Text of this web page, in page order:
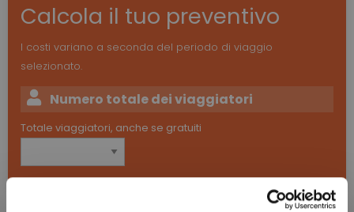
Calcola il tuo preventivo
I costi variano a seconda del periodo di viaggio
selezionato.
Numero totale dei viaggiatori
Totale viaggiatori, anche se gratuiti